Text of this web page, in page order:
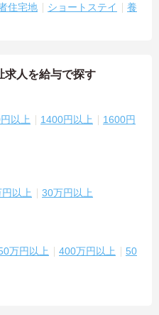
住宅地 ショートステイ
養
求人を給与で探す
以上 1400円以上
1600円
以上 30万円以上
万円以上 400万円以上
50